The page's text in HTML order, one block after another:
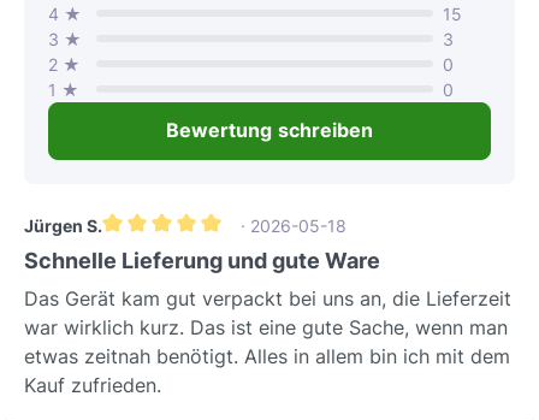
4 ★
15
3 ★
3
2 ★
0
1 ★
0
Bewertung schreiben
Jürgen S.
Durchschnittliche Bewertung von 5 von 5 Sternen
· 2026-05-18
Schnelle Lieferung und gute Ware
Das Gerät kam gut verpackt bei uns an, die Lieferzeit
war wirklich kurz. Das ist eine gute Sache, wenn man
etwas zeitnah benötigt. Alles in allem bin ich mit dem
Kauf zufrieden.